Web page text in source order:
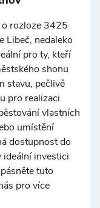
o rozloze 3425
Libeč, nedaleko
pro ty, kteří
shonu
stavu, pečlivě
pro realizaci
vlastních
umístění
dostupnost do
ideální investici
tuto
pro více